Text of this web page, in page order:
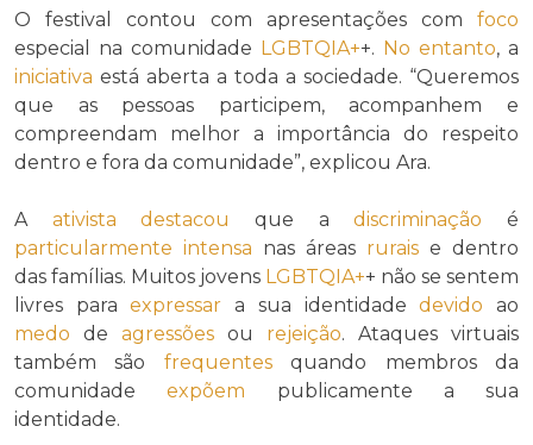
O festival contou com apresentações com foco
especial na comunidade LGBTQIA++. No entanto, a
iniciativa está aberta a toda a sociedade. “Queremos
que as pessoas participem, acompanhem e
compreendam melhor a importância do respeito
dentro e fora da comunidade”, explicou Ara.
A ativista destacou que adiscriminação é
particularmente intensa nas áreas rurais e dentro
das famílias. Muitos jovens LGBTQIA++ não se sentem
livres paraexpressar a sua identidadedevido ao
medo de agressões ou rejeição. Ataques virtuais
também são frequentesquando membros da
comunidadeexpõem publicamente a sua
identidade.